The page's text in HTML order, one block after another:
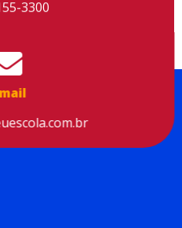
3300